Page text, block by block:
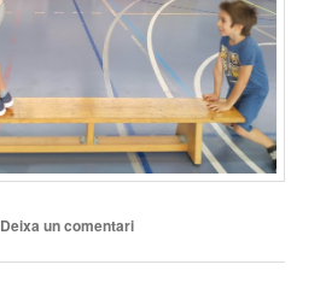
Deixa un comentari